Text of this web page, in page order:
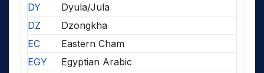
DY
Dyula/Jula
DZ
Dzongkha
EC
Eastern Cham
EGY
Egyptian Arabic